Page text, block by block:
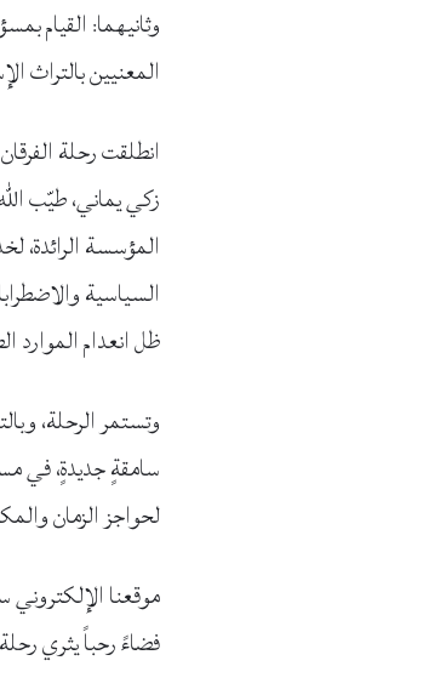
وثانيهما: القيام
المعنيين بالتراث
زكي يماني، طيّب
المؤسسة الرائدة،
السياسية
ظل انعدام الموارد
وتستمر الرحلة،
سامقةٍ جديدةٍ، في
لحواجز الزمان
موقعنا
فضاءً رحباً يثري